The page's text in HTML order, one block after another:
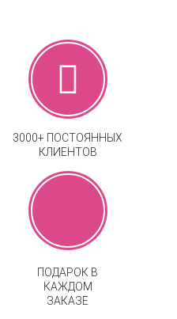
3000+ ПОСТОЯННЫХ
КЛИЕНТОВ
ПОДАРОК В
КАЖДОМ
ЗАКАЗЕ